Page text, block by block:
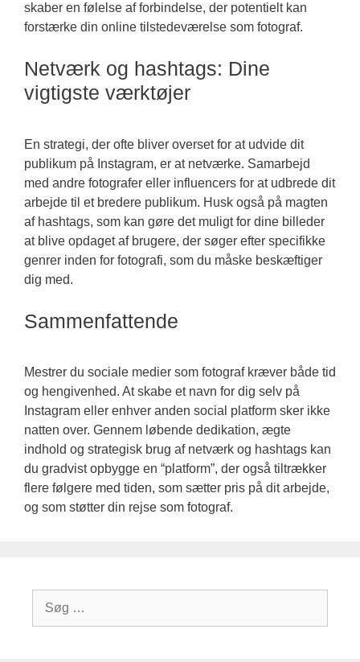
skaber en følelse af forbindelse, der potentielt kan
forstærke din online tilstedeværelse som fotograf.
Netværk og hashtags: Dine
vigtigste værktøjer
En strategi, der ofte bliver overset for at udvide dit
publikum på Instagram, er at netværke. Samarbejd
med andre fotografer eller influencers for at udbrede dit
arbejde til et bredere publikum. Husk også på magten
af hashtags, som kan gøre det muligt for dine billeder
at blive opdaget af brugere, der søger efter specifikke
genrer inden for fotografi, som du måske beskæftiger
dig med.
Sammenfattende
Mestrer du sociale medier som fotograf kræver både tid
og hengivenhed. At skabe et navn for dig selv på
Instagram eller enhver anden social platform sker ikke
natten over. Gennem løbende dedikation, ægte
indhold og strategisk brug af netværk og hashtags kan
du gradvist opbygge en “platform”, der også tiltrækker
flere følgere med tiden, som sætter pris på dit arbejde,
og som støtter din rejse som fotograf.
Søg